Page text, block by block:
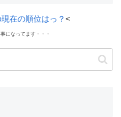
在の順位はっ？ <
になってます・・・